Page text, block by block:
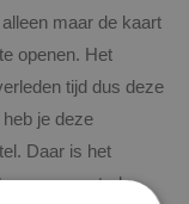
maar de kaart
openen. Het
tijd dus deze
je deze
Daar is het